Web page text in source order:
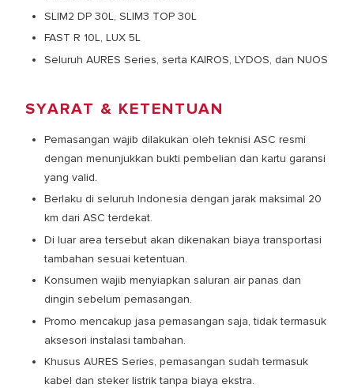
SLIM2 DP 30L, SLIM3 TOP 30L
FAST R 10L, LUX 5L
Seluruh AURES Series, serta KAIROS, LYDOS, dan NUOS
SYARAT & KETENTUAN
Pemasangan wajib dilakukan oleh teknisi ASC resmi
dengan menunjukkan bukti pembelian dan kartu garansi
yang valid.
Berlaku di seluruh Indonesia dengan jarak maksimal 20
km dari ASC terdekat.
Di luar area tersebut akan dikenakan biaya transportasi
tambahan sesuai ketentuan.
Konsumen wajib menyiapkan saluran air panas dan
dingin sebelum pemasangan.
Promo mencakup jasa pemasangan saja, tidak termasuk
aksesori instalasi tambahan.
Khusus AURES Series, pemasangan sudah termasuk
kabel dan steker listrik tanpa biaya ekstra.